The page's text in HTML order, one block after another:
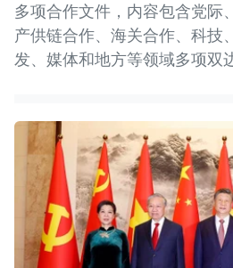
多项合作文件，内容包含党际
产供链合作、海关合作、科技
发、媒体和地方等领域多项双